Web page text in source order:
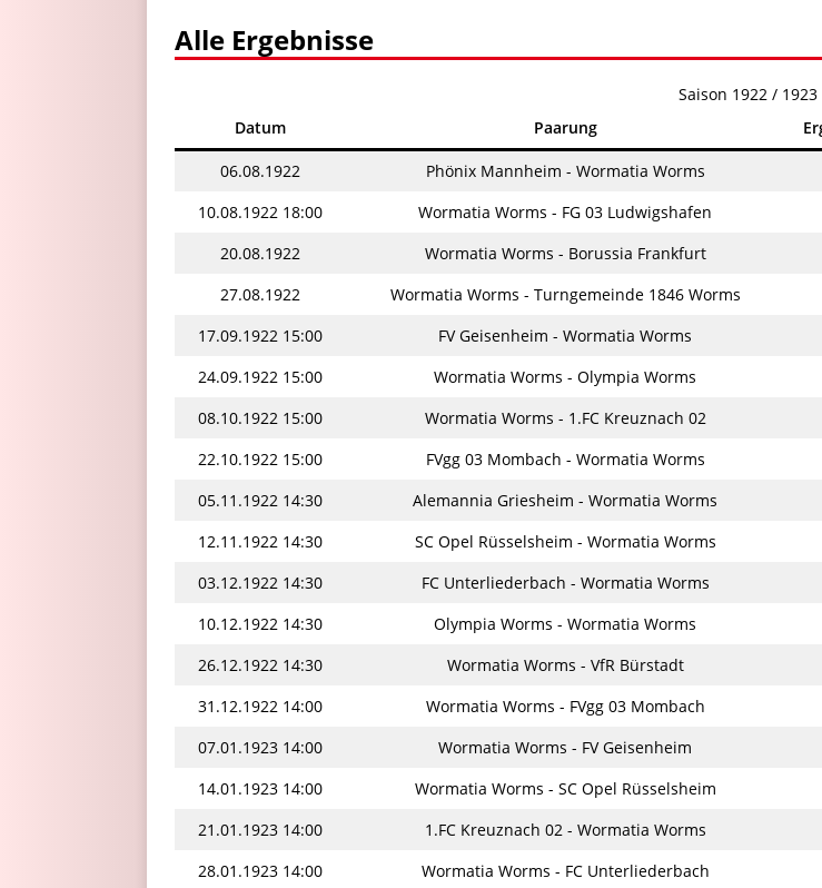
Alle Ergebnisse
Saison 1922 / 1923
Datum
Paarung
06.08.1922 Phönix Mannheim - Wormatia Worms
10.08.1922 18:00
Wormatia Worms - FG 03 Ludwigshafen
20.08.1922
Wormatia Worms - Borussia Frankfurt
27.08.1922
Wormatia Worms - Turngemeinde 1846 Worms
17.09.1922 15:00
FV Geisenheim - Wormatia Worms
24.09.1922 15:00
Wormatia Worms - Olympia Worms
08.10.1922 15:00
Wormatia Worms - 1.FC Kreuznach 02
22.10.1922 15:00
FVgg 03 Mombach - Wormatia Worms
05.11.1922 14:30
Alemannia Griesheim - Wormatia Worms
12.11.1922 14:30
SC Opel Rüsselsheim - Wormatia Worms
03.12.1922 14:30
FC Unterliederbach - Wormatia Worms
10.12.1922 14:30
Olympia Worms - Wormatia Worms
26.12.1922 14:30
Wormatia Worms - VfR Bürstadt
31.12.1922 14:00
Wormatia Worms - FVgg 03 Mombach
07.01.1923 14:00
Wormatia Worms - FV Geisenheim
14.01.1923 14:00
Wormatia Worms - SC Opel Rüsselsheim
21.01.1923 14:00
1.FC Kreuznach 02 - Wormatia Worms
28.01.1923 14:00
Wormatia Worms - FC Unterliederbach